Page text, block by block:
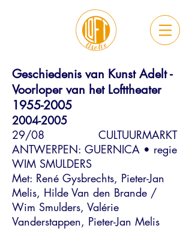
Geschiedenis van Kunst Adelt -
Voorloper van het Lofttheater
1955-2005
2004-2005
29/08 CULTUURMARKT
ANTWERPEN: GUERNICA • regie
WIM SMULDERS
Met: René Gysbrechts, Pieter-Jan
Melis, Hilde Van den Brande /
Wim Smulders, Valérie
Vanderstappen, Pieter-Jan Melis